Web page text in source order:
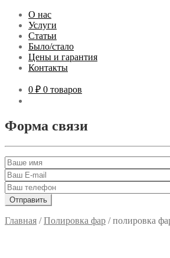
О нас
Услуги
Статьи
Было/стало
Цены и гарантия
Контакты
0 ₽ 0 товаров
Форма связи
Главная /Полировка фар /полировка